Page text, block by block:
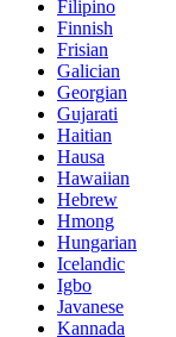
Filipino
Finnish
Frisian
Galician
Georgian
Gujarati
Haitian
Hausa
Hawaiian
Hebrew
Hmong
Hungarian
Icelandic
Igbo
Javanese
Kannada